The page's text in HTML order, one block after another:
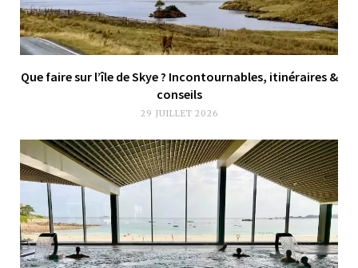
Que faire sur l’île de Skye ? Incontournables, itinéraires &
conseils
29 JUILLET 2026